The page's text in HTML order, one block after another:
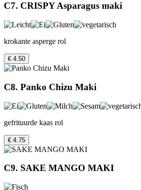
C7. CRISPY Asparagus maki
krokante asperge rol
€ 4.50
C8. Panko Chizu Maki
gefrituurde kaas rol
€ 4.75
C9. SAKE MANGO MAKI